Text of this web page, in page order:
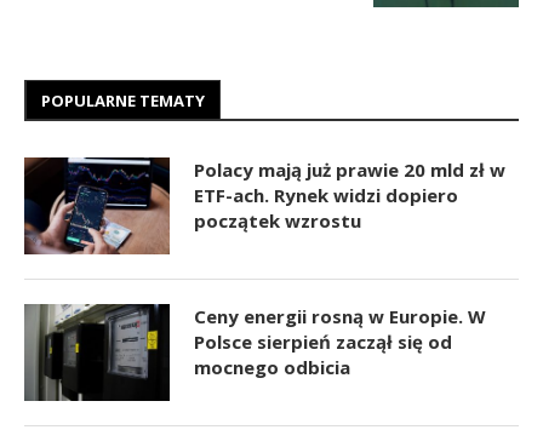
POPULARNE TEMATY
Polacy mają już prawie 20 mld zł w
ETF-ach. Rynek widzi dopiero
początek wzrostu
Ceny energii rosną w Europie. W
Polsce sierpień zaczął się od
mocnego odbicia